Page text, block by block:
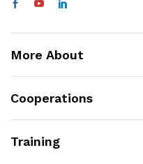
More About
Cooperations
Training